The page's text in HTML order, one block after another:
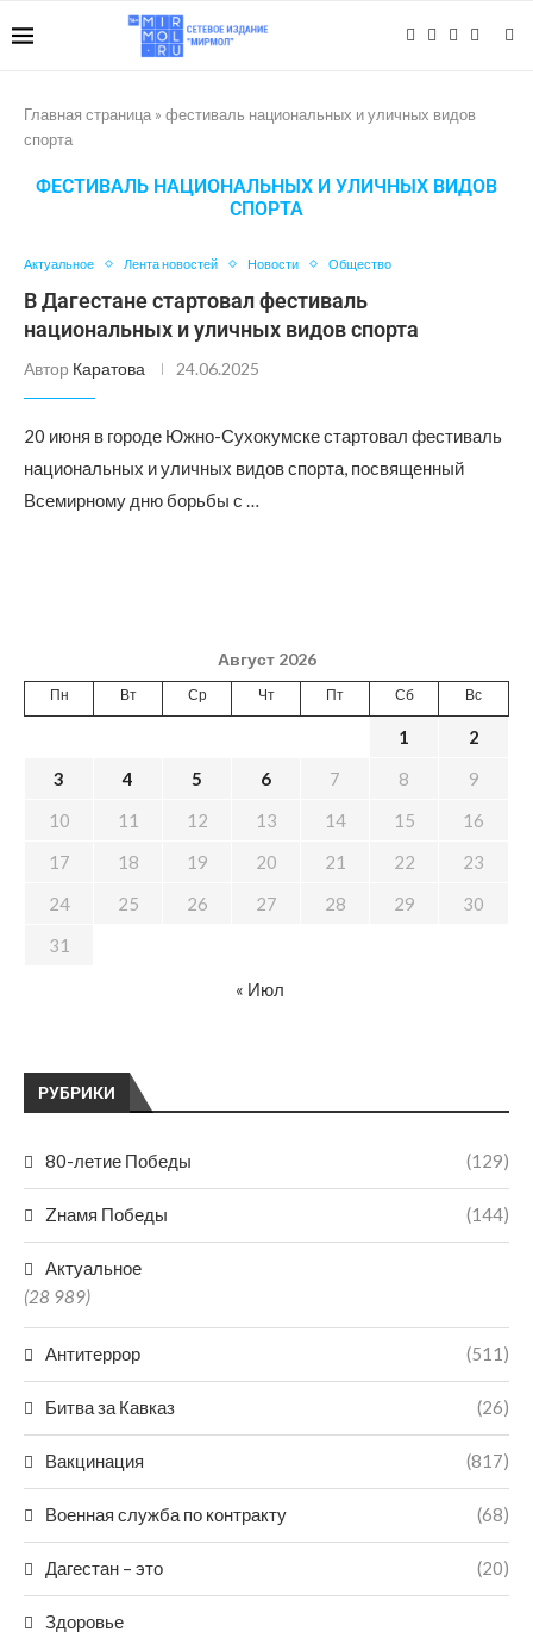
Главная страница » фестиваль национальных и уличных видов
спорта
ФЕСТИВАЛЬ НАЦИОНАЛЬНЫХ И УЛИЧНЫХ ВИДОВ
СПОРТА
Актуальное Лента новостей Новости Общество
В Дагестане стартовал фестиваль
национальных и уличных видов спорта
Автор Каратова 24.06.2025
20 июня в городе Южно-Сухокумске стартовал фестиваль
национальных и уличных видов спорта, посвященный
Всемирному дню борьбы с …
РУБРИКИ
80-летие Победы (129)
Zнамя Победы (144)
Актуальное
(28 989)
Антитеррор (511)
Битва за Кавказ (26)
Вакцинация (817)
Военная служба по контракту (68)
Дагестан – это (20)
Здоровье
Август 2026
Пн Вт Ср Чт Пт Сб Вс
1
2
3
4 5 6 7 8
9
10
11 12 13 14 15
16
17
18 19 20 21 22
23
24
25 26 27 28 29
30
31
« Июл